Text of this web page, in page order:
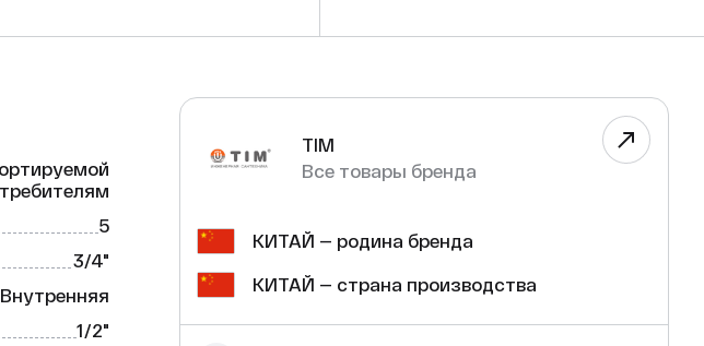
5
3/4"
Внутренняя
1/2"
TIM
Все товары бренда
КИТАЙ — родина бренда
КИТАЙ — страна производства